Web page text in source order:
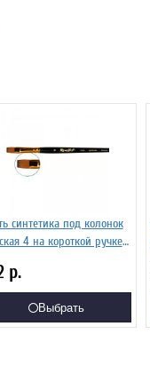
синтетика под колонок
4 на короткой ручке
р.
Выбрать